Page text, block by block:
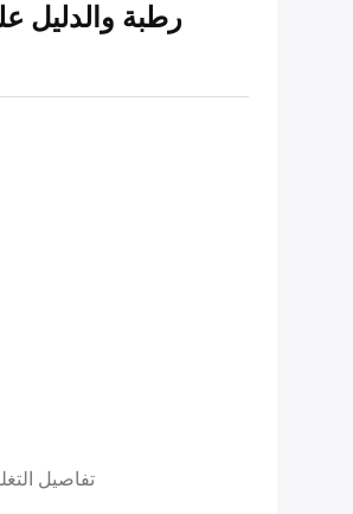
رطبة والدليل
تفاصيل